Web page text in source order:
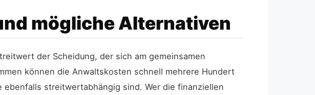
mögliche Alternativen
der Scheidung, der sich am gemeinsamen
können die Anwaltskosten schnell mehrere Hundert
ebenfalls streitwertabhängig sind. Wer die finanziellen